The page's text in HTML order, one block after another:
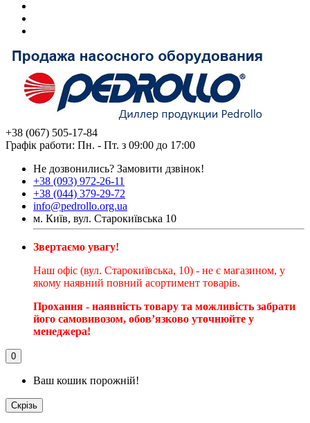
+38 (067) 505-17-84
Графік работи: Пн. - Пт. з 09:00 до 17:00
Не дозвонились? Замовити дзвінок!
+38 (093) 972-26-11
+38 (044) 379-29-72
info@pedrollo.org.ua
м. Київ, вул. Старокиївська 10
Звертаємо увагу!
Наш офіс (вул. Старокиївська, 10) - не є магазином, у
якому наявний повний асортимент товарів.
Прохання - наявність товару та можливість забрати
його самовивозом, обовʼязково уточнюйте у
менеджера!
0
Ваш кошик порожній!
Скрізь